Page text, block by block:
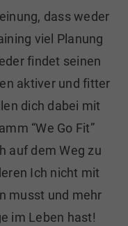
dass weder
viel Planung
findet seinen
aktiver und fitter
dich dabei mit
“We Go Fit”
auf dem Weg zu
Ich nicht mit
musst und mehr
im Leben hast!